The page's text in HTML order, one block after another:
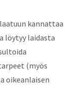
kannattaa
löytyy laidasta
(myös
oikeanlaisen